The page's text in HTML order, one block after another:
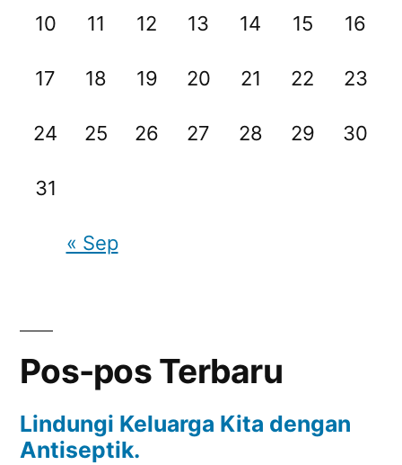
10 11 12 13 14 15 16
17 18 19 20 21 22 23
24 25 26 27 28 29 30
31
« Sep
Pos-pos Terbaru
Lindungi Keluarga Kita dengan
Antiseptik.